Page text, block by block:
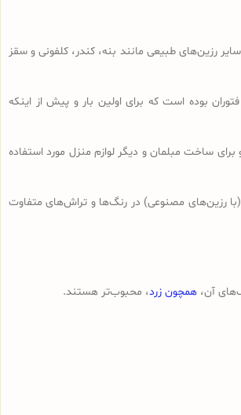
با سایر رزین‌های طبیعی مانند بنه، کندر، کلفونی و سقز
بوده است که برای اولین بار و پیش از اینکه
ساخت مبلمان و دیگر لوازم منزل مورد استفاده
رزین‌های مصنوعی) در رنگ‌ها و تراش‌های متفاوت
آن، همچون زرد، محبوب‌تر هستند.